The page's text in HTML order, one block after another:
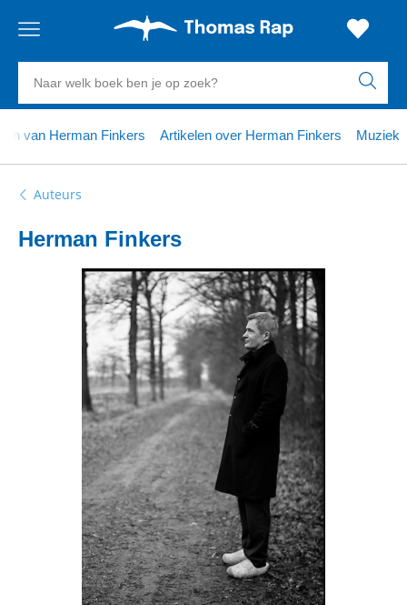
verzending
20
euro
23:59
volgendein
Zoeken
auteurs
en
uitgevers
van Herman Finkers Artikelen over Herman Finkers Muziek
Auteurs
Herman Finkers